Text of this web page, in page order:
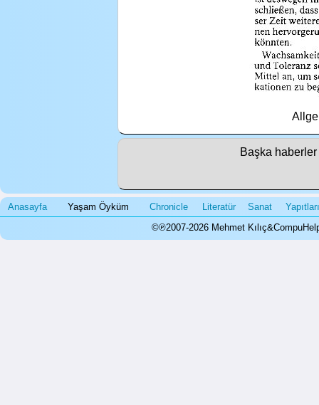
Başka
Anasayfa Yaşam Öyküm Chronicle Literatür Sanat
©℗2007-2026 Mehmet